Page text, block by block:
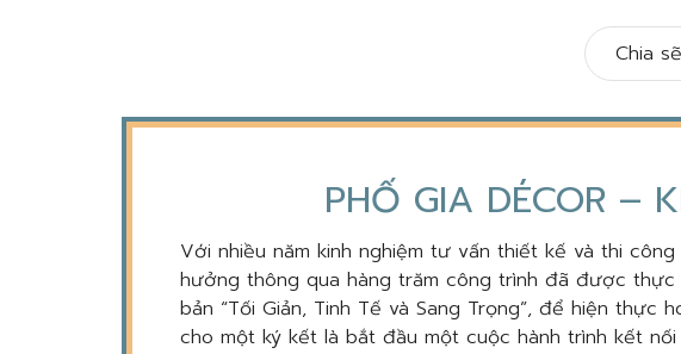
Chia
PHỐ GIA DÉCOR –
Với nhiều năm kinh nghiệm tư vấn thiết kế và thi
hưởng thông qua hàng trăm công trình đã được
bản “Tối Giản, Tinh Tế và Sang Trọng”, để hiện
cho một ký kết là bắt đầu một cuộc hành trình kết